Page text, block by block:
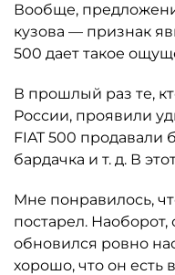
Вообще,
кузова — признак
500 дает такое
В прошлый раз те,
России, проявили
FIAT 500 продавали
бардачка и т. д. В
Мне понравилось,
постарел. Наоборот,
обновился ровно
хорошо, что он есть